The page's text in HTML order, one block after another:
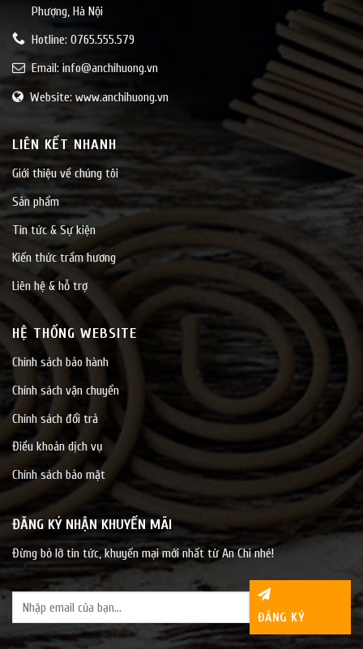
Phượng, Hà Nội
Hotline: 0765.555.579
Email: info@anchihuong.vn
Website: www.anchihuong.vn
LIÊN KẾT NHANH
Giới thiệu về chúng tôi
Sản phẩm
Tin tức & Sự kiện
Kiến thức trầm hương
Liên hệ & hỗ trợ
HỆ THỐNG WEBSITE
Chính sách bảo hành
Chính sách vận chuyển
Chính sách đổi trả
Điều khoản dịch vụ
Chính sách bảo mật
ĐĂNG KÝ NHẬN KHUYẾN MÃI
Đừng bỏ lỡ tin tức, khuyến mại mới nhất từ An Chi nhé!